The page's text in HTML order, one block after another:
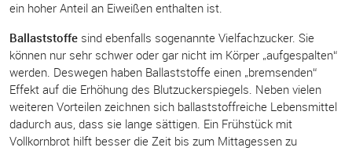
ein hoher Anteil an Eiweißen enthalten ist.
Ballaststoffe sind ebenfalls sogenannte Vielfachzucker. Sie
können nur sehr schwer oder gar nicht im Körper „aufgespalten“
werden. Deswegen haben Ballaststoffe einen „bremsenden“
Effekt auf die Erhöhung des Blutzuckerspiegels. Neben vielen
weiteren Vorteilen zeichnen sich ballaststoffreiche Lebensmittel
dadurch aus, dass sie lange sättigen. Ein Frühstück mit
Vollkornbrot hilft besser die Zeit bis zum Mittagessen zu